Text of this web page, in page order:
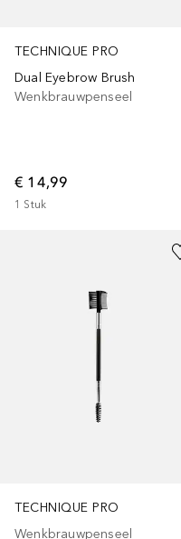
TECHNIQUE PRO
Dual Eyebrow Brush
Wenkbrauwpenseel
€ 14,99
1 Stuk
TECHNIQUE PRO
Wenkbrauwpenseel